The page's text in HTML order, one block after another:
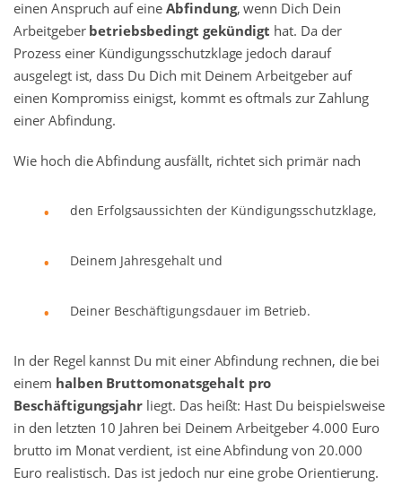
einen Anspruch auf eine Abfindung, wenn Dich Dein
Arbeitgeber betriebsbedingt gekündigt hat. Da der
Prozess einer Kündigungsschutzklage jedoch darauf
ausgelegt ist, dass Du Dich mit Deinem Arbeitgeber auf
einen Kompromiss einigst, kommt es oftmals zur Zahlung
einer Abfindung.
Wie hoch die Abfindung ausfällt, richtet sich primär nach
den Erfolgsaussichten der Kündigungsschutzklage,
Deinem Jahresgehalt und
Deiner Beschäftigungsdauer im Betrieb.
In der Regel kannst Du mit einer Abfindung rechnen, die bei
einem halben Bruttomonatsgehalt pro
Beschäftigungsjahr liegt. Das heißt: Hast Du beispielsweise
in den letzten 10 Jahren bei Deinem Arbeitgeber 4.000 Euro
brutto im Monat verdient, ist eine Abfindung von 20.000
Euro realistisch. Das ist jedoch nur eine grobe Orientierung.